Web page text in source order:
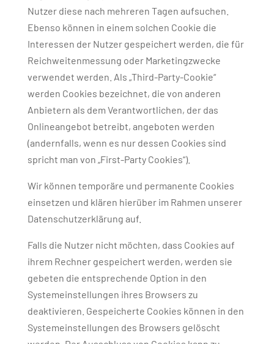
Nutzer diese nach mehreren Tagen aufsuchen.
Ebenso können in einem solchen Cookie die
Interessen der Nutzer gespeichert werden, die für
Reichweitenmessung oder Marketingzwecke
verwendet werden. Als „Third-Party-Cookie“
werden Cookies bezeichnet, die von anderen
Anbietern als dem Verantwortlichen, der das
Onlineangebot betreibt, angeboten werden
(andernfalls, wenn es nur dessen Cookies sind
spricht man von „First-Party Cookies“).
Wir können temporäre und permanente Cookies
einsetzen und klären hierüber im Rahmen unserer
Datenschutzerklärung auf.
Falls die Nutzer nicht möchten, dass Cookies auf
ihrem Rechner gespeichert werden, werden sie
gebeten die entsprechende Option in den
Systemeinstellungen ihres Browsers zu
deaktivieren. Gespeicherte Cookies können in den
Systemeinstellungen des Browsers gelöscht